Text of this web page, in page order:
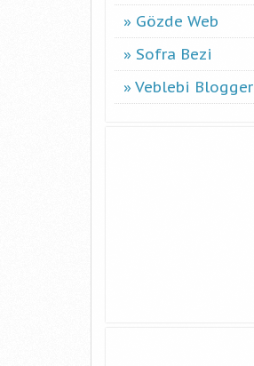
Gözde Web
Sofra Bezi
Veblebi Blogger